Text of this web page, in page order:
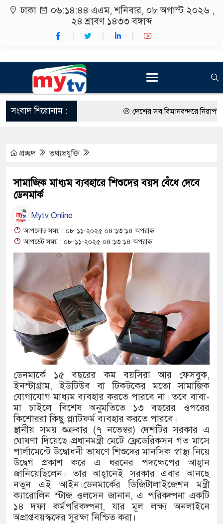
ঢাকা ০৬:১৪:৪৫ এএম, শনিবার, ০৮ অগাস্ট ২০২৬ ,
২৪ শ্রাবণ ১৪৩৩ বঙ্গাব্দ
সংবাদ শিরোনাম : দেশের সব বিমানবন্দরে নিরাপত্তা
কর্মসূচীর শুভসূচনা।
থাকায় বিক্রিতে নিষেধাজ্ঞা
অত্যাচারের ছবি যেন আর তুলতে
আলাল
‘গুলশানের চামেলি’তে ভিন্ন রূপে
যৌনকর্মীর দালাল চরিত্রে
সারজিস-পাটোয়ারীসহ ১০ জনের
গুলশান থেকে সাবেক মন্ত্রী লতিফ
‘স্কুটি নাকি গোল্ড?’
এর ফ্রিডম ব্র্যান্ড, বাড়ল ক্যাম্পেইনের
সংবিধান অনুযায়ী যথাসময়ে
১৫২২ পুলিশ সদস্যকে চাকরিতে
খিলক্ষেত থানা বিএনপির যুগ্ম
দেশের ৬ অঞ্চলে ঝড়ের আভাস
সার্ককে আরও গতিশীল করতে চায়
প্রচ্ছদ তথ্যপ্রযুক্তি
সামাজিক মাধ্যম ব্যবহারে শিশুদের বয়স বেঁধে দেবে
ডেনমার্ক
Mytv Online
আপলোড সময় : ০৮-১১-২০২৫ ০৪:১৩:১৪ অপরাহ্ন
আপডেট সময় : ০৮-১১-২০২৫ ০৪:১৩:১৪ অপরাহ্ন
ডেনমার্কে ১৫ বছরের কম বয়সিরা আর ফেসবুক,
ইনস্টাগ্রাম, ইউটিউব বা টিকটকের মতো সামাজিক
যোগাযোগ মাধ্যম ব্যবহার করতে পারবে না। তবে বাবা-
মা চাইলে বিশেষ অনুমতিতে ১৩ বছরের ওপরের
কিশোররা কিছু প্ল্যাটফর্ম ব্যবহার করতে পারবে।
স্থানীয় সময় শুক্রবার (৭ নভেম্বর) দেশটির সরকার এ
ঘোষণা দিয়েছে।প্রধানমন্ত্রী মেটে ফ্রেডেরিকসন গত মাসে
পার্লামেন্টে উদ্বোধনী ভাষণে শিশুদের মানসিক স্বাস্থ্য নিয়ে
উদ্বেগ প্রকাশ করে এ ধরনের পদক্ষেপের আহ্বান
জানিয়েছিলেন। তার আহ্বানেই সরকার এবার আনছে
নতুন এই আইন।ডেনমার্কের ডিজিটালাইজেশন মন্ত্রী
ক্যারোলিন স্টাজ ওলসেন জানান, এ পরিকল্পনা একটি
১৪ দফা কর্মপরিকল্পনা, যার মূল লক্ষ্য অনলাইনে
অপ্রাপ্তবয়স্কদের সুরক্ষা নিশ্চিত করা।